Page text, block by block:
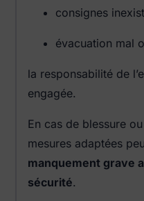
consignes
évacuation mal
la responsabilité de
engagée.
En cas de blessure
mesures adaptées
manquement grave
sécurité.